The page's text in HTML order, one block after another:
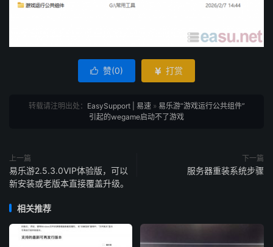
 赞(0)  打赏
转载请注明出处： EasySupport | 易速» 易乐游“游戏运行公共组件”
引起的wegame启动不了游戏
上一篇
易乐游2.5.3.0VIP体验版，可以
新安装或老版本直接覆盖升级。
下一篇
服务器重装系统步骤
相关推荐